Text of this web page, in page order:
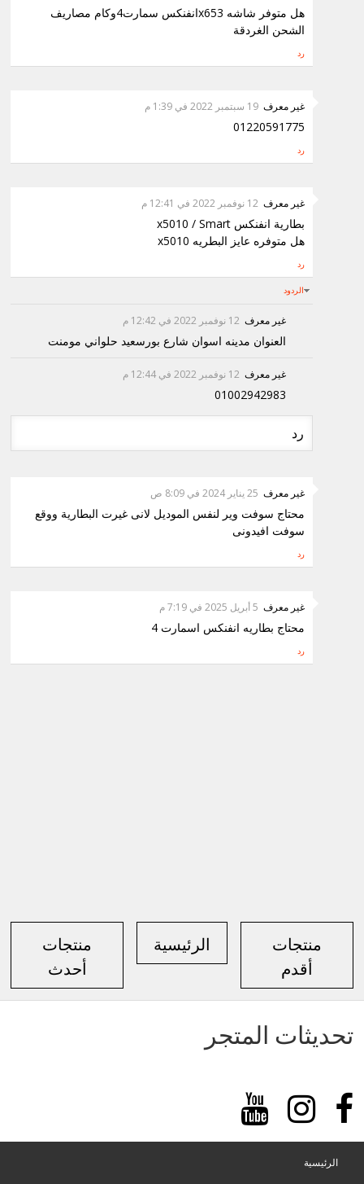
هل متوفر شاشه x653انفنكس سمارت4وكام مصاريف
الشحن الغردقة
رد
غير معرف 19 سبتمبر 2022 في 1:39 م
01220591775
رد
غير معرف 12 نوفمبر 2022 في 12:41 م
بطارية انفنكس x5010 / Smart
هل متوفره عايز البطريه x5010
رد
الردود
غير معرف 12 نوفمبر 2022 في 12:42 م
العنوان مدينه اسوان شارع بورسعيد حلواني مومنت
غير معرف 12 نوفمبر 2022 في 12:44 م
01002942983
رد
غير معرف 25 يناير 2024 في 8:09 ص
محتاج سوفت وير لنفس الموديل لانى غيرت البطارية ووقع
سوفت افيدونى
رد
غير معرف 5 أبريل 2025 في 7:19 م
محتاج بطاريه انفنكس اسمارت 4
رد
منتجات
أحدث
منتجات
أقدم
الرئيسية
تحديثات المتجر
الرئيسية